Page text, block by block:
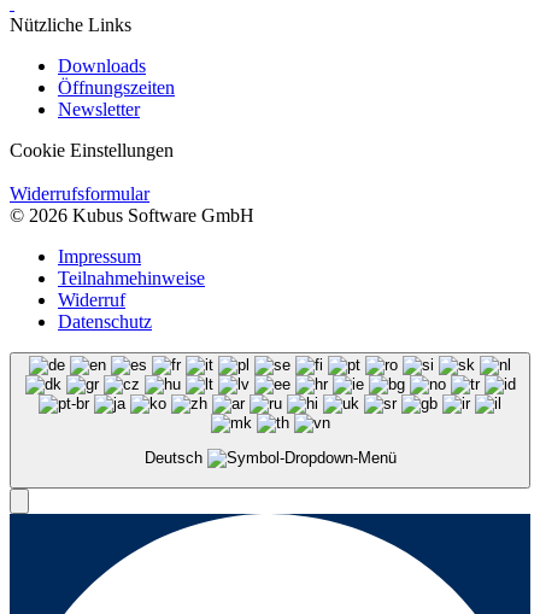
Nützliche Links
Downloads
Öffnungszeiten
Newsletter
Cookie Einstellungen
Widerrufsformular
© 2026 Kubus Software GmbH
Impressum
Teilnahmehinweise
Widerruf
Datenschutz
Deutsch